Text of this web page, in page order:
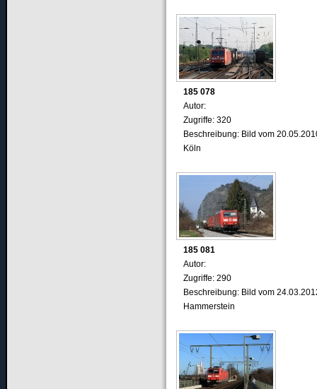
185 078
Autor:
Zugriffe: 320
Beschreibung: Bild vom
Köln
185 081
Autor:
Zugriffe: 290
Beschreibung: Bild vom
Hammerstein